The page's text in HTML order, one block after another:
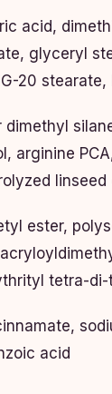
acid,
glyceryl
20 stearate,
dimethyl
arginine
ester,
tetra-di-
acid